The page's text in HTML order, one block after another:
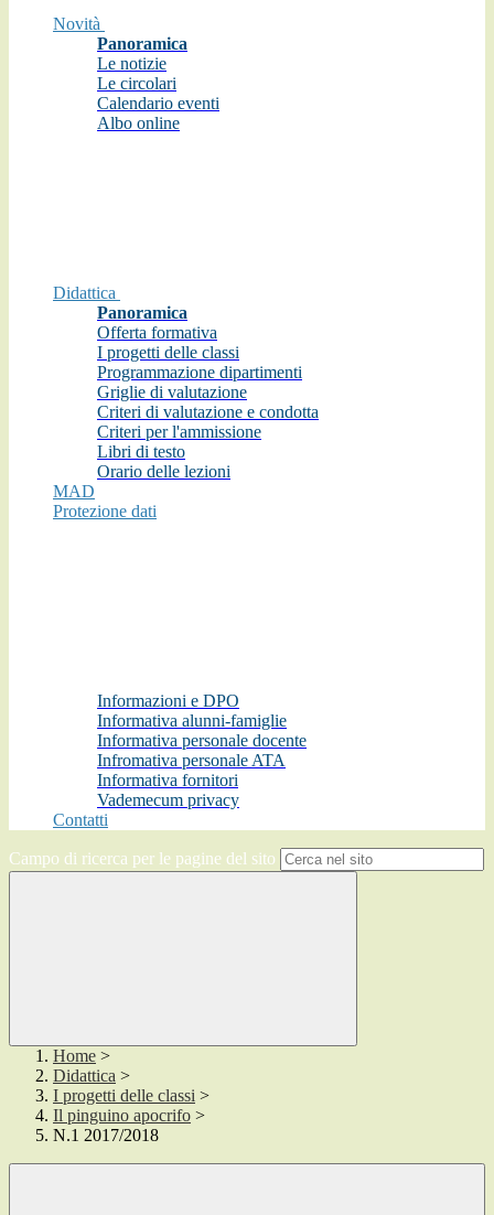
Novità
Panoramica
Le notizie
Le circolari
Calendario eventi
Albo online
Didattica
Panoramica
Offerta formativa
I progetti delle classi
Programmazione dipartimenti
Griglie di valutazione
Criteri di valutazione e condotta
Criteri per l'ammissione
Libri di testo
Orario delle lezioni
MAD
Protezione dati
Informazioni e DPO
Informativa alunni-famiglie
Informativa personale docente
Infromativa personale ATA
Informativa fornitori
Vademecum privacy
Contatti
Campo di ricerca per le pagine del sito
Home >
Didattica >
I progetti delle classi >
Il pinguino apocrifo >
N.1 2017/2018